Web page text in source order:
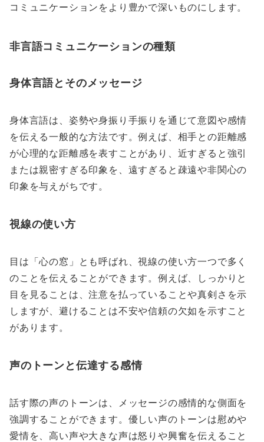
コミュニケーションをより豊かで深いものにします。
非言語コミュニケーションの種類
身体言語とそのメッセージ
身体言語は、姿勢や身振り手振りを通じて意図や感情
を伝える一般的な方法です。例えば、相手との距離感
が心理的な距離感を表すことがあり、近すぎると強引
または親密すぎる印象を、遠すぎると疎遠や非関心の
印象を与えがちです。
視線の使い方
目は「心の窓」とも呼ばれ、視線の使い方一つで多く
のことを伝えることができます。例えば、しっかりと
目を見ることは、注意を払っていることや真剣さを示
しますが、避けることは不安や信頼の欠如を示すこと
があります。
声のトーンと伝達する感情
話す際の声のトーンは、メッセージの感情的な側面を
強調することができます。優しい声のトーンは慰めや
愛情を、高い声や大きな声は怒りや興奮を伝えること